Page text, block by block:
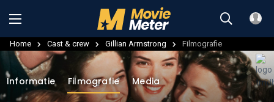
Home Cast & crew Gillian Armstrong Filmografie
Informatie Filmografie Media